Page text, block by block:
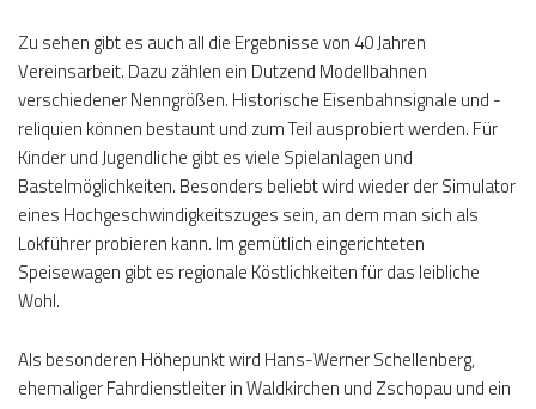
Zu sehen gibt es auch all die Ergebnisse von 40 Jahren
Vereinsarbeit. Dazu zählen ein Dutzend Modellbahnen
verschiedener Nenngrößen. Historische Eisenbahnsignale und -
reliquien können bestaunt und zum Teil ausprobiert werden. Für
Kinder und Jugendliche gibt es viele Spielanlagen und
Bastelmöglichkeiten. Besonders beliebt wird wieder der Simulator
eines Hochgeschwindigkeitszuges sein, an dem man sich als
Lokführer probieren kann. Im gemütlich eingerichteten
Speisewagen gibt es regionale Köstlichkeiten für das leibliche
Wohl.
Als besonderen Höhepunkt wird Hans-Werner Schellenberg,
ehemaliger Fahrdienstleiter in Waldkirchen und Zschopau und ein